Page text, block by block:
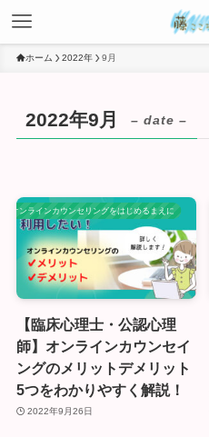
ホーム 2022年 9月
2022年9月 – date –
オンラインカウンセリングをはじめるまえに
【臨床心理士・公認心理
師】オンラインカウンセイ
ングのメリットデメリット
5つをわかりやすく解説！
2022年9月26日